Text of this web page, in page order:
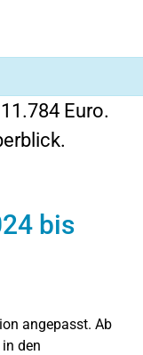
Euro.
bis
angepasst. Ab
den